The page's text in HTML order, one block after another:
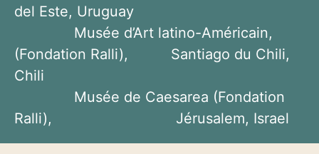
del Este, Uruguay
Musée d’Art latino-Américain,
(Fondation Ralli), Santiago du Chili,
Chili
Musée de Caesarea (Fondation
Ralli), Jérusalem, Israel